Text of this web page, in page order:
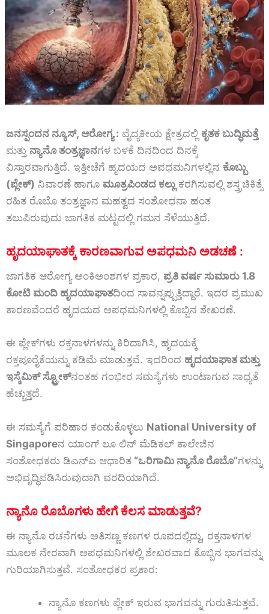
ಜನಸ್ಪಂದನ ನ್ಯೂಸ್‌, ಆರೋಗ್ಯ : ವೈದ್ಯಕೀಯ ಕ್ಷೇತ್ರದಲ್ಲಿ ಕೃತಕ ಬುದ್ಧಿಮತ್ತೆ
ಮತ್ತು ನ್ಯಾನೊ ತಂತ್ರಜ್ಞಾನಗಳ ಬಳಕೆ ದಿನದಿಂದ ದಿನಕ್ಕೆ
ವಿಸ್ತಾರವಾಗುತ್ತಿದೆ. ಇತ್ತೀಚೆಗೆ ಹೃದಯದ ಅಪಧಮನಿಗಳಲ್ಲಿನ ಕೊಬ್ಬು
(ಪ್ಲೇಕ್) ನಿವಾರಣೆ ಹಾಗೂ ಮೂತ್ರಪಿಂಡದ ಕಲ್ಲು ಕರಗಿಸುವಲ್ಲಿ ಶಸ್ತ್ರಚಿಕಿತ್ಸೆ
ರಹಿತ ರೊಬೊ ತಂತ್ರಜ್ಞಾನ ಮಹತ್ವದ ಸಂಶೋಧನಾ ಹಂತ
ತಲುಪಿರುವುದು ಜಾಗತಿಕ ಮಟ್ಟದಲ್ಲಿ ಗಮನ ಸೆಳೆಯುತ್ತಿದೆ.
ಹೃದಯಾಘಾತಕ್ಕೆ ಕಾರಣವಾಗುವ ಅಪಧಮನಿ ಅಡಚಣೆ :
ಜಾಗತಿಕ ಆರೋಗ್ಯ ಅಂಕಿಅಂಶಗಳ ಪ್ರಕಾರ, ಪ್ರತಿ ವರ್ಷ ಸುಮಾರು 1.8
ಕೋಟಿ ಮಂದಿ ಹೃದಯಾಘಾತದಿಂದ ಸಾವನ್ನಪ್ಪುತ್ತಿದ್ದಾರೆ. ಇದರ ಪ್ರಮುಖ
ಕಾರಣವೆಂದರೆ ಹೃದಯದ ಅಪಧಮನಿಗಳಲ್ಲಿ ಕೊಬ್ಬಿನ ಶೇಖರಣೆ.
ಈ ಪ್ಲೇಕ್‌ಗಳು ರಕ್ತನಾಳಗಳನ್ನು ಕಿರಿದಾಗಿಸಿ, ಹೃದಯಕ್ಕೆ
ರಕ್ತಪೂರೈಕೆಯನ್ನು ಕಡಿಮೆ ಮಾಡುತ್ತವೆ. ಇದರಿಂದ ಹೃದಯಾಘಾತ ಮತ್ತು
ಇಸ್ಕೆಮಿಕ್ ಸ್ಟ್ರೋಕ್‌ನಂತಹ ಗಂಭೀರ ಸಮಸ್ಯೆಗಳು ಉಂಟಾಗುವ ಸಾಧ್ಯತೆ
ಹೆಚ್ಚುತ್ತದೆ.
ಈ ಸಮಸ್ಯೆಗೆ ಪರಿಹಾರ ಕಂಡುಕೊಳ್ಳಲು National University of
Singaporeನ ಯಾಂಗ್ ಲೂ ಲಿನ್ ಮೆಡಿಕಲ್ ಕಾಲೇಜಿನ
ಸಂಶೋಧಕರು ಡಿಎನ್‌ಎ ಆಧಾರಿತ “ಒರಿಗಾಮಿ ನ್ಯಾನೊ ರೊಬೊ”ಗಳನ್ನು
ಅಭಿವೃದ್ಧಿಪಡಿಸಿರುವುದಾಗಿ ವರದಿಯಾಗಿದೆ.
ನ್ಯಾನೊ ರೊಬೊಗಳು ಹೇಗೆ ಕೆಲಸ ಮಾಡುತ್ತವೆ?
ಈ ನ್ಯಾನೊ ರಚನೆಗಳು ಅತಿಸಣ್ಣ ಕಣಗಳ ರೂಪದಲ್ಲಿದ್ದು, ರಕ್ತನಾಳಗಳ
ಮೂಲಕ ನೇರವಾಗಿ ಅಪಧಮನಿಗಳಲ್ಲಿ ಶೇಖರವಾದ ಕೊಬ್ಬಿನ ಭಾಗವನ್ನು
ಗುರಿಯಾಗಿಸುತ್ತವೆ. ಸಂಶೋಧಕರ ಪ್ರಕಾರ:
ನ್ಯಾನೊ ಕಣಗಳು ಪ್ಲೇಕ್ ಇರುವ ಭಾಗವನ್ನು ಗುರುತಿಸುತ್ತವೆ.